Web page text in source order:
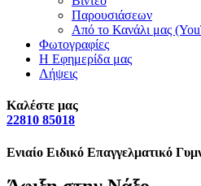
Παρουσιάσεων
Από το Κανάλι μας
Φωτογραφίες
Η Εφημερίδα μας
Λήψεις
Καλέστε μας
22810 85018
Ενιαίο Ειδικό Επαγγελματικό